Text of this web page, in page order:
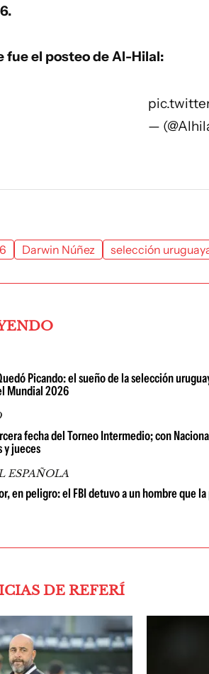
fue el posteo de Al-Hilal:
—
Darwin Núñez selección
Picando: el sueño de la selección
Mundial 2026
fecha del Torneo Intermedio; con
y jueces
ESPAÑOLA
en peligro: el FBI detuvo a un hombre que
DE REFERÍ